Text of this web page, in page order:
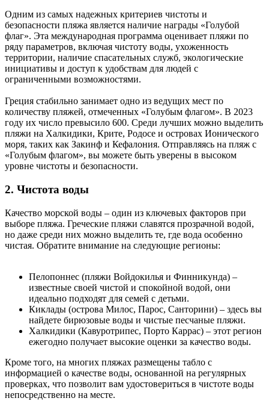
Одним из самых надежных критериев чистоты и
безопасности пляжа является наличие награды «Голубой
флаг». Эта международная программа оценивает пляжи по
ряду параметров, включая чистоту воды, ухоженность
территории, наличие спасательных служб, экологические
инициативы и доступ к удобствам для людей с
ограниченными возможностями.
Греция стабильно занимает одно из ведущих мест по
количеству пляжей, отмеченных «Голубым флагом». В 2023
году их число превысило 600. Среди лучших можно выделить
пляжи на Халкидики, Крите, Родосе и островах Ионического
моря, таких как Закинф и Кефалония. Отправляясь на пляж с
«Голубым флагом», вы можете быть уверены в высоком
уровне чистоты и безопасности.
2. Чистота воды
Качество морской воды – один из ключевых факторов при
выборе пляжа. Греческие пляжи славятся прозрачной водой,
но даже среди них можно выделить те, где вода особенно
чистая. Обратите внимание на следующие регионы:
Пелопоннес (пляжи Войдокилья и Финникунда) –
известные своей чистой и спокойной водой, они
идеально подходят для семей с детьми.
Киклады (острова Милос, Парос, Санторини) – здесь вы
найдете бирюзовые воды и чистые песчаные пляжи.
Халкидики (Кавуротрипес, Порто Каррас) – этот регион
ежегодно получает высокие оценки за качество воды.
Кроме того, на многих пляжах размещены табло с
информацией о качестве воды, основанной на регулярных
проверках, что позволит вам удостовериться в чистоте воды
непосредственно на месте.